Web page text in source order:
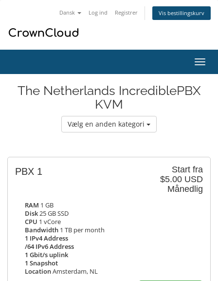
Dansk Log ind Registrer Vis bestillingskurv
Skift
The Netherlands IncrediblePBX
KVM
Vælg en anden kategori
Start fra
$5.00 USD
Månedlig
PBX 1
RAM 1 GB
Disk25 GB SSD
CPU 1 vCore
Bandwidth 1 TB per month
1 IPv4 Address
/64 IPv6 Address
1 Gbit/s uplink
1 Snapshot
LocationAmsterdam, NL